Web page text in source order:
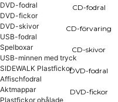
USB-fodral
Spelboxar
USB-minnen med tryck
CD-fodral
CD-förvaring
CD-skivor
DVD-fodral
DVD-fickor
DVD-fodral
DVD-fickor
DVD-skivor
USB-fodral
Spelboxar
USB-minnen med tryck
SIDEWALK Plastfickor
Affischfodral
Aktmappar
Plastfickor ohålade